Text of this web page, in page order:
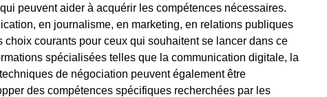
peuvent aider à acquérir les compétences nécessaires.
en journalisme, en marketing, en relations publiques
choix courants pour ceux qui souhaitent se lancer dans ce
spécialisées telles que la communication digitale, la
de négociation peuvent également être
des compétences spécifiques recherchées par les